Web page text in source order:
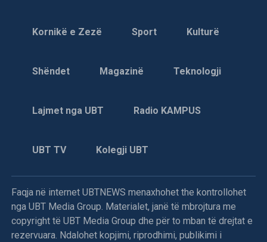
Kornikë e Zezë Sport Kulturë
Shëndet Magazinë Teknologji
Lajmet nga UBT Radio KAMPUS
UBT TV Kolegji UBT
Faqja në internet UBTNEWS menaxhohet the kontrollohet
nga UBT Media Group. Materialet, janë të mbrojtura me
copyright të UBT Media Group dhe për to mban të drejtat e
rezervuara. Ndalohet kopjimi, riprodhimi, publikimi i